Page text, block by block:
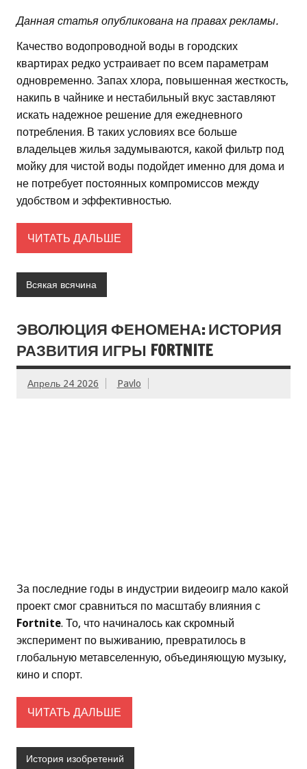
Данная статья опубликована на правах рекламы.
Качество водопроводной воды в городских
квартирах редко устраивает по всем параметрам
одновременно. Запах хлора, повышенная жесткость,
накипь в чайнике и нестабильный вкус заставляют
искать надежное решение для ежедневного
потребления. В таких условиях все больше
владельцев жилья задумываются, какой фильтр под
мойку для чистой воды подойдет именно для дома и
не потребует постоянных компромиссов между
удобством и эффективностью.
ЧИТАТЬ ДАЛЬШЕ
Всякая всячина
ЭВОЛЮЦИЯ ФЕНОМЕНА: ИСТОРИЯ
РАЗВИТИЯ ИГРЫ FORTNITE
Апрель 24 2026 Pavlo
За последние годы в индустрии видеоигр мало какой
проект смог сравниться по масштабу влияния с
Fortnite. То, что начиналось как скромный
эксперимент по выживанию, превратилось в
глобальную метавселенную, объединяющую музыку,
кино и спорт.
ЧИТАТЬ ДАЛЬШЕ
История изобретений